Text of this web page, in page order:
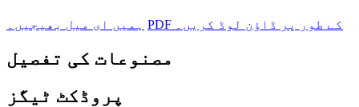
ہمیں ای میل بھیجیں۔ PDF کے طور پر ڈاؤن لوڈ کریں۔
مصنوعات کی تفصیل
پروڈکٹ ٹیگز